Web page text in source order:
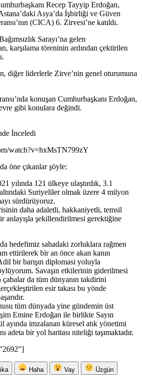
Recep Tayyip Erdoğan,
Asya’da İşbirliği ve Güven
(CICA) 6. Zirvesi’ne katıldı.
Sarayı’na gelen
karşılama töreninin ardından çektirilen
diğer liderlerle Zirve’nin genel oturumuna
konuşan Cumhurbaşkanı Erdoğan,
gibi konulara değindi.
İnceledi
watch?v=hxMsTN799zY
öne çıkanlar şöyle:
yılında 121 ülkeye ulaştırdık, 3.1
Suriyeliler olmak üzere 4 milyon
sürdürüyoruz.
daha adaletli, hakkaniyetli, temsil
anlayışla şekillendirilmesi gerektiğine
hedefimiz sahadaki zorluklara rağmen
ettirilerek bir an önce akan kanın
bir barışın diplomasi yoluyla
Savaşın etkilerinin giderilmesi
da tüm dünyanın takdirini
esir takası bu yönde
tüm dünyada yine gündemin üst
Emine Erdoğan ile birlikte Sayın
ayında imzalanan küresel atık yönetimi
adeta bir yol haritası niteliği taşımaktadır.
Haha Vay Üzgün